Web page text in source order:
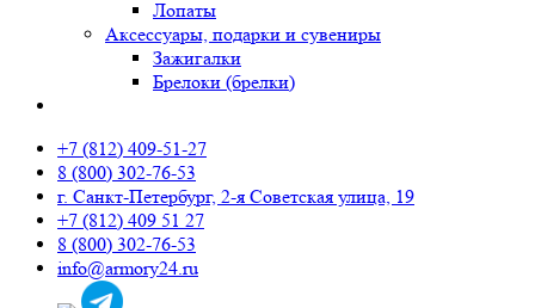
Лопаты
Аксессуары, подарки и сувениры
Зажигалки
Брелоки (брелки)
+7 (812) 409-51-27
8 (800) 302-76-53
г. Санкт-Петербург, 2-я Советская улица, 19
+7 (812) 409 51 27
8 (800) 302-76-53
info@armory24.ru